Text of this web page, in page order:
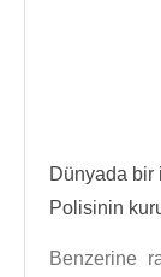
Dünyada bir
Polisinin
Benzerine